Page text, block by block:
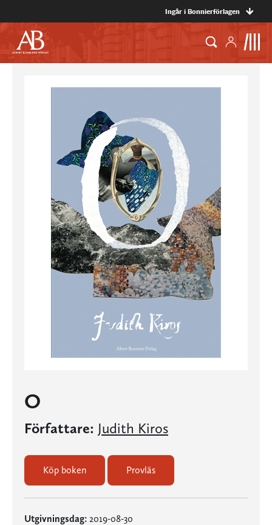
Ingår i Bonnierförlagen
O
Författare: Judith Kiros
Köp boken Provläs
Utgivningsdag: 2019-08-30